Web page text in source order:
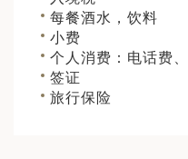
每餐酒水，饮料
小费
个人消费：电话费
签证
旅行保险